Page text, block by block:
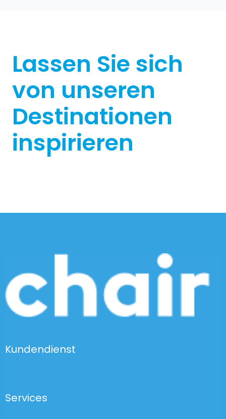
Lassen Sie sich
von unseren
Destinationen
inspirieren
Kundendienst
Services